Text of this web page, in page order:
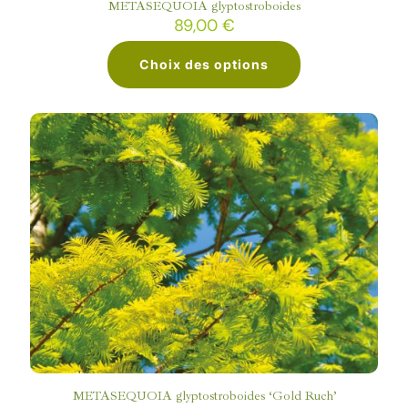
METASEQUOIA glyptostroboides
89,00 €
Choix des options
produit
a
plusieurs
variations.
Les
options
peuvent
être
choisies
sur
la
page
du
produit
METASEQUOIA glyptostroboides ‘Gold Ruch’